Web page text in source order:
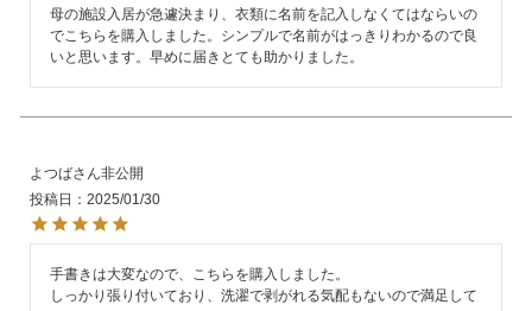
母の施設入居が急遽決まり、衣類に名前を記入しなくてはならいの
でこちらを購入しました。シンプルで名前がはっきりわかるので良
いと思います。早めに届きとても助かりました。
よつば
非公開
投稿日
2025/01/30
手書きは大変なので、こちらを購入しました。
しっかり張り付いており、洗濯で剥がれる気配もないので満足して